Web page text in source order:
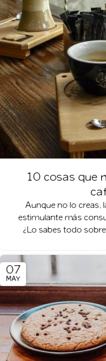
10 cosas que
Aunque no lo creas,
estimulante más
¿Lo sabes todo
07
MAY